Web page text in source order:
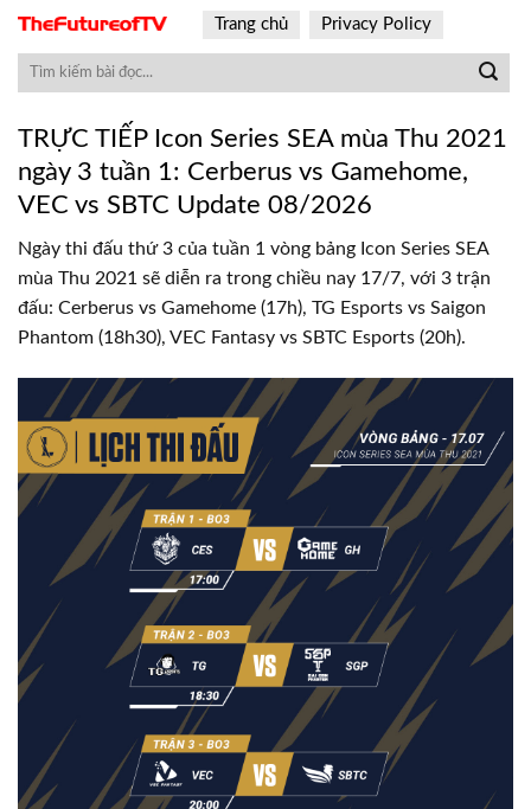
Skip
content
Trang chủ Privacy Policy
TRỰC TIẾP Icon Series SEA mùa Thu 2021
ngày 3 tuần 1: Cerberus vs Gamehome,
VEC vs SBTC Update 08/2026
Ngày thi đấu thứ 3 của tuần 1 vòng bảng Icon Series SEA
mùa Thu 2021 sẽ diễn ra trong chiều nay 17/7, với 3 trận
đấu: Cerberus vs Gamehome (17h), TG Esports vs Saigon
Phantom (18h30), VEC Fantasy vs SBTC Esports (20h).